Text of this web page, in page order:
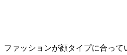
ファッションが顔タイプに合っ